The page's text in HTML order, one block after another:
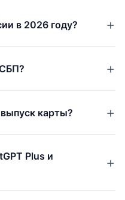
в 2026 году?
карты?
Plus и